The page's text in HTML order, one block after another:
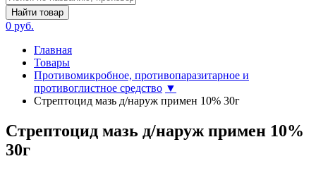
Найти товар
0 руб.
Главная
Товары
Противомикробное, противопаразитарное и
противоглистное средство ▼
Стрептоцид мазь д/наруж примен 10% 30г
Стрептоцид мазь д/наруж примен 10%
30г